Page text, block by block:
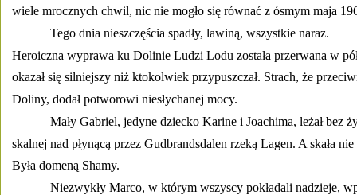
wiele mrocznych chwil, nic nie mogło się równać z ósmym maja
Tego dnia nieszczęścia spadły, lawiną, wszystkie naraz.
Heroiczna wyprawa ku Dolinie Ludzi Lodu została przerwana w
okazał się silniejszy niż ktokolwiek przypuszczał. Strach, że
Doliny, dodał potworowi niesłychanej mocy.
Mały Gabriel, jedyne dziecko Karine i Joachima, leżał bez
skalnej nad płynącą przez Gudbrandsdalen rzeką Lagen. A skała
Była domeną Shamy.
Niezwykły Marco, w którym wszyscy pokładali nadzieje,